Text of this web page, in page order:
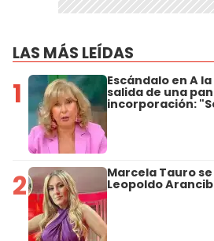
LAS MÁS LEÍDAS
1 Escándalo en A
salida de una
incorporación:
2 Marcela Tauro
Leopoldo